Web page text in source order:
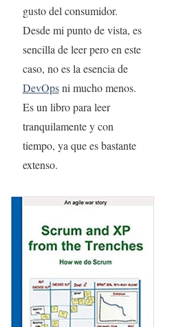
gusto del consumidor.
Desde mi punto de vista, es
sencilla de leer pero en este
caso, no es la esencia de
DevOpsni mucho menos.
Es un libro para leer
tranquilamente y con
tiempo, ya que es bastante
extenso.